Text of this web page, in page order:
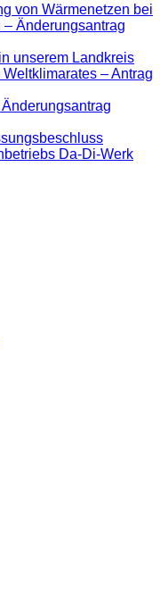
von Wärmenetzen bei
Änderungsantrag
unserem Landkreis
– Antrag
Da-Di-Werk